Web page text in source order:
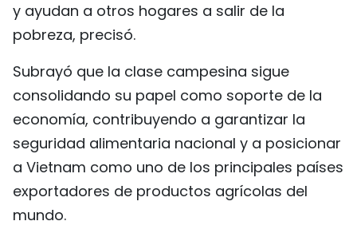
y ayudan a otros hogares a salir de la
pobreza, precisó.
Subrayó que la clase campesina sigue
consolidando su papel como soporte de la
economía, contribuyendo a garantizar la
seguridad alimentaria nacional y a posicionar
a Vietnam como uno de los principales países
exportadores de productos agrícolas del
mundo.